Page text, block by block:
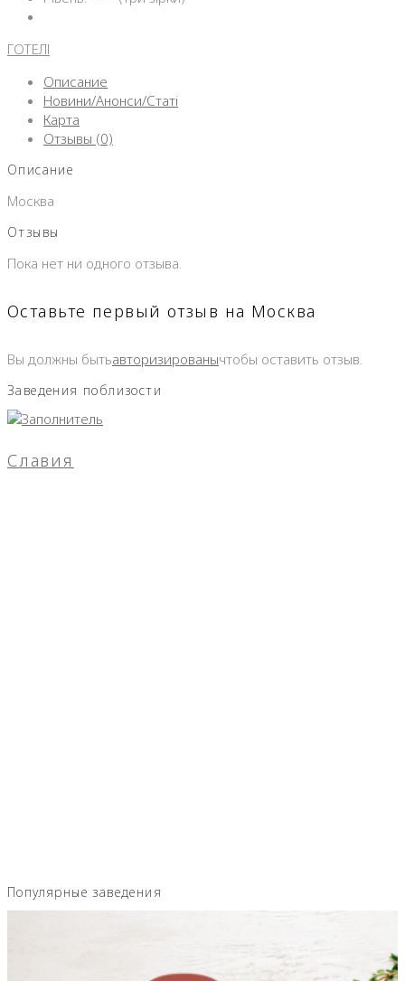
ГОТЕЛІ
Описание
Новини/Анонси/Статі
Карта
Отзывы (0)
Описание
Москва
Отзывы
Пока нет ни одного отзыва.
Оставьте первый отзыв на Москва
Вы должны бытьавторизированычтобы оставить отзыв.
Заведения поблизости
Славия
Популярные заведения